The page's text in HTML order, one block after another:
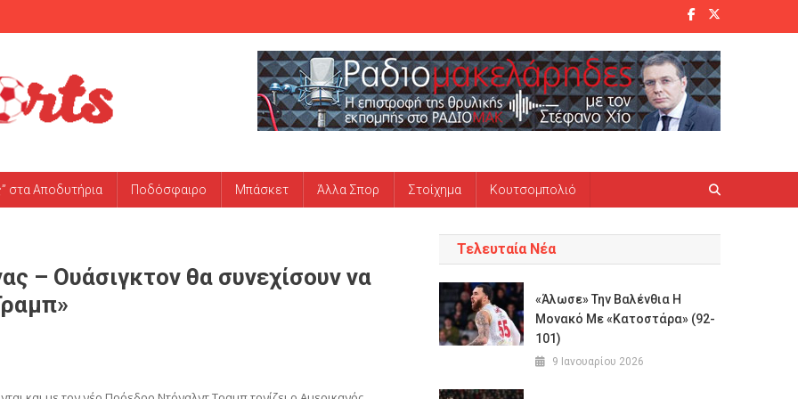
στα Αποδυτήρια Ποδόσφαιρο Μπάσκετ Άλλα Σπορ Στοίχημα Κουτσομπολιό
– Ουάσιγκτον θα συνεχίσουν να
Τελευταία Νέα
«Άλωσε» Την Βαλένθια Η
Μονακό Με «κατοστάρα» (92-
101)
9 Ιανουαρίου 2026